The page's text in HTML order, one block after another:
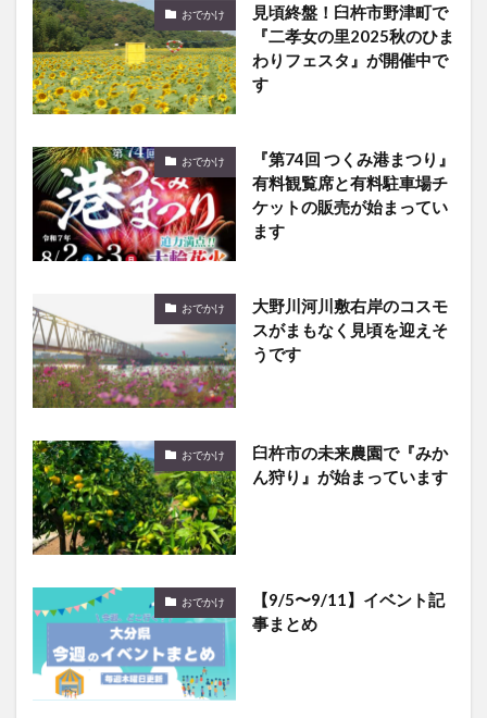
おでかけ
見頃終盤！臼杵市野津町で
『二孝女の里2025秋のひま
わりフェスタ』が開催中で
す
おでかけ
『第74回 つくみ港まつり』
有料観覧席と有料駐車場チ
ケットの販売が始まってい
ます
おでかけ
大野川河川敷右岸のコスモ
スがまもなく見頃を迎えそ
うです
おでかけ
臼杵市の未来農園で『みか
ん狩り』が始まっています
おでかけ
【9/5〜9/11】イベント記
事まとめ